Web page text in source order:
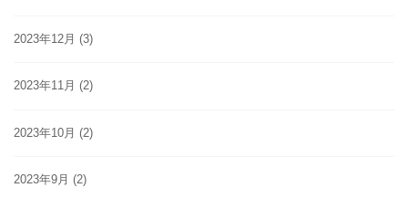
2023年12月 (3)
2023年11月 (2)
2023年10月 (2)
2023年9月 (2)